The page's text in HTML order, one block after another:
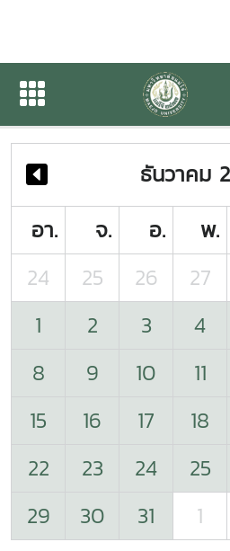
ปฏิทินกิจกรรมของ
ปฏิทินกิจกรรมของหน่วยงาน
ธันวาคม
อา.
จ. อ. พ.
24
25 26 27
1
2 3 4
8
9 10 11
15
16 17 18
22
23 24 25
29
30 31 1